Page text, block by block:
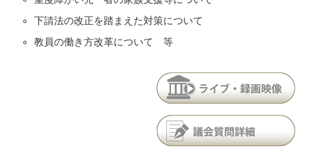
下請法の改正を踏まえた対策について
教員の働き方改革について 等